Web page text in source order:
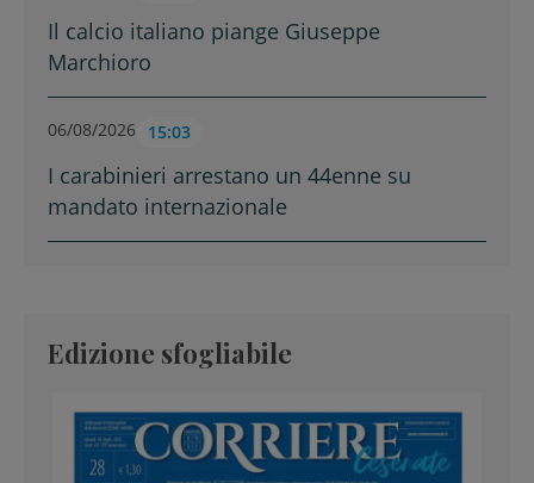
Il calcio italiano piange Giuseppe
Marchioro
06/08/2026 15:03
I carabinieri arrestano un 44enne su
mandato internazionale
Edizione sfogliabile